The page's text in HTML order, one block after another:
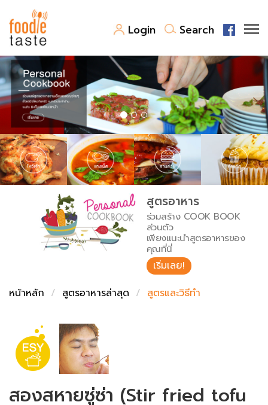
Login Search
สูตรอาหาร
สูตรอาหารล่าสุด
Top Foodie
พาไปชิม
สารพันก้นครัว
เคล็ดลับน่ารู้
เปรียบเทียบหน่วยการตวง
เปรียบเทียบอุณหภูมิ
เปรียบเทียบน้ำหนักวัตถุดิบ
FoodPedia
สร้าง Cookbook
สูตรอาหาร
ร่วมสร้าง COOK BOOK
ส่วนตัว
เพียงแนะนำสูตรอาหารของ
คุณที่นี่
เริ่มเลย!
หน้าหลัก
สูตรอาหารล่าสุด สูตรและวิธีทำ
สองสหายซู่ซ่า (Stir fried tofu